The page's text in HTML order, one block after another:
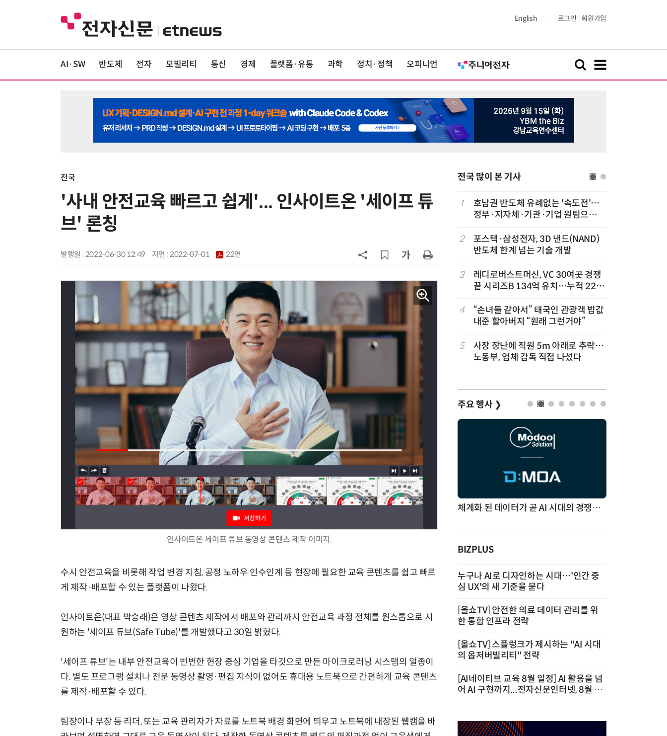
English 로그인 회원가입
AI·SW 반도체 전자 모빌리티 통신 경제 플랫폼·유통 과학 정치·정책 오피니언
전국
'사내 안전교육 빠르고 쉽게'... 인사이트온 '세이프 튜
브' 론칭
발행일 : 2022-06-30 12:49 지면 :2022-07-01 22면
인사이트온 세이프 튜브 동영상 콘텐츠 제작 이미지.
수시 안전교육을 비롯해 작업 변경 지침, 공정 노하우 인수인계 등 현장에 필요한 교육 콘텐츠를 쉽고 빠르
게 제작·배포할 수 있는 플랫폼이 나왔다.
인사이트온(대표 박승래)은 영상 콘텐츠 제작에서 배포와 관리까지 안전교육 과정 전체를 원스톱으로 지
원하는 '세이프 튜브(Safe Tube)'를 개발했다고 30일 밝혔다.
'세이프 튜브'는 내부 안전교육이 빈번한 현장 중심 기업을 타깃으로 만든 마이크로러닝 시스템의 일종이
다. 별도 프로그램 설치나 전문 동영상 촬영·편집 지식이 없어도 휴대용 노트북으로 간편하게 교육 콘텐츠
를 제작·배포할 수 있다.
팀장이나 부장 등 리더, 또는 교육 관리자가 자료를 노트북 배경 화면에 띄우고 노트북에 내장된 웹캠을 바
전국 많이 본 기사
6
장성에 20㎿ AI 데이터센터 구축 본
긴급 점검회의…전방위 총력전
빛 신호 한 번에 읽는 '광반도체 BCI
칩' 구현
9
태풍 소멸 뒤 더 뜨거워진다…'재난
급 폭염' 장기화
전남광주시, 45개 공공기관 유치 막
판 총력전…100여명 추진단 확대 개
1
호남권 반도체 유례없는 '속도전'…
정부·지자체·기관·기업 원팀으로
2
포스텍·삼성전자, 3D 낸드(NAND)
반도체 한계 넘는 기술 개발
3
레디로버스트머신, VC 30여곳 경쟁
끝 시리즈B 134억 유치…누적 229
4
“손녀들 같아서” 태국인 관광객 밥값
내준 할아버지 “원래 그런거야”
5
사장 장난에 직원 5m 아래로 추락…
노동부, 업체 감독 직접 나섰다
주요 행사 ❯
AI Native Enterprise를 지원하는 AI Ready Data 플랫폼 활용 전략 체계화 된 데이터가 곧 AI 시대의 경쟁력이다
BIZPLUS
누구나 AI로 디자인하는 시대…'인간 중
심 UX'의 새 기준을 묻다
[올쇼TV] 안전한 의료 데이터 관리를 위
한 통합 인프라 전략
[올쇼TV] 스플렁크가 제시하는 "AI 시대
의 옵저버빌리티" 전략
[AI네이티브 교육 8월 일정] AI 활용을 넘
어 AI 구현까지...전자신문인터넷, 8월 실